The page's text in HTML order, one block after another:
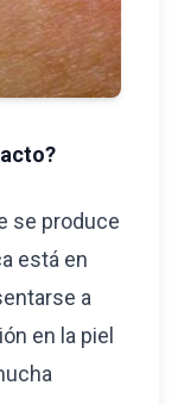
se produce
está en
a
en la piel